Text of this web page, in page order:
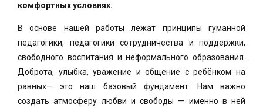
комфортных условиях.
В основе нашей работы лежат принципы гуманной
педагогики, педагогики сотрудничества и поддержки,
свободного воспитания и неформального образования.
Доброта, улыбка, уважение и общение с ребёнком на
равных— это наш базовый фундамент. Нам важно
создать атмосферу любви и свободы — именно в ней